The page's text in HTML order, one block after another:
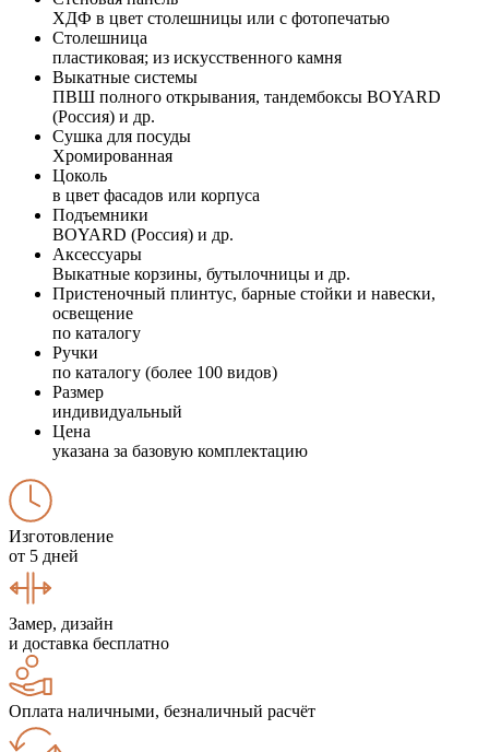
ХДФ в цвет столешницы или с фотопечатью
Столешница
пластиковая; из искусственного камня
Выкатные системы
ПВШ полного открывания, тандембоксы BOYARD
(Россия) и др.
Сушка для посуды
Хромированная
Цоколь
в цвет фасадов или корпуса
Подъемники
BOYARD (Россия) и др.
Аксессуары
Выкатные корзины, бутылочницы и др.
Пристеночный плинтус, барные стойки и навески,
освещение
по каталогу
Ручки
по каталогу (более 100 видов)
Размер
индивидуальный
Цена
указана за базовую комплектацию
Изготовление
от 5 дней
Замер, дизайн
и доставка бесплатно
Оплата наличными, безналичный расчёт